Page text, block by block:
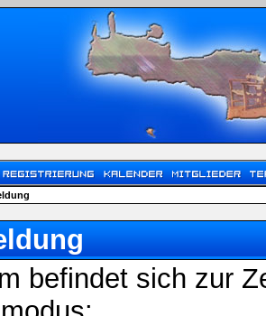
befindet sich zur